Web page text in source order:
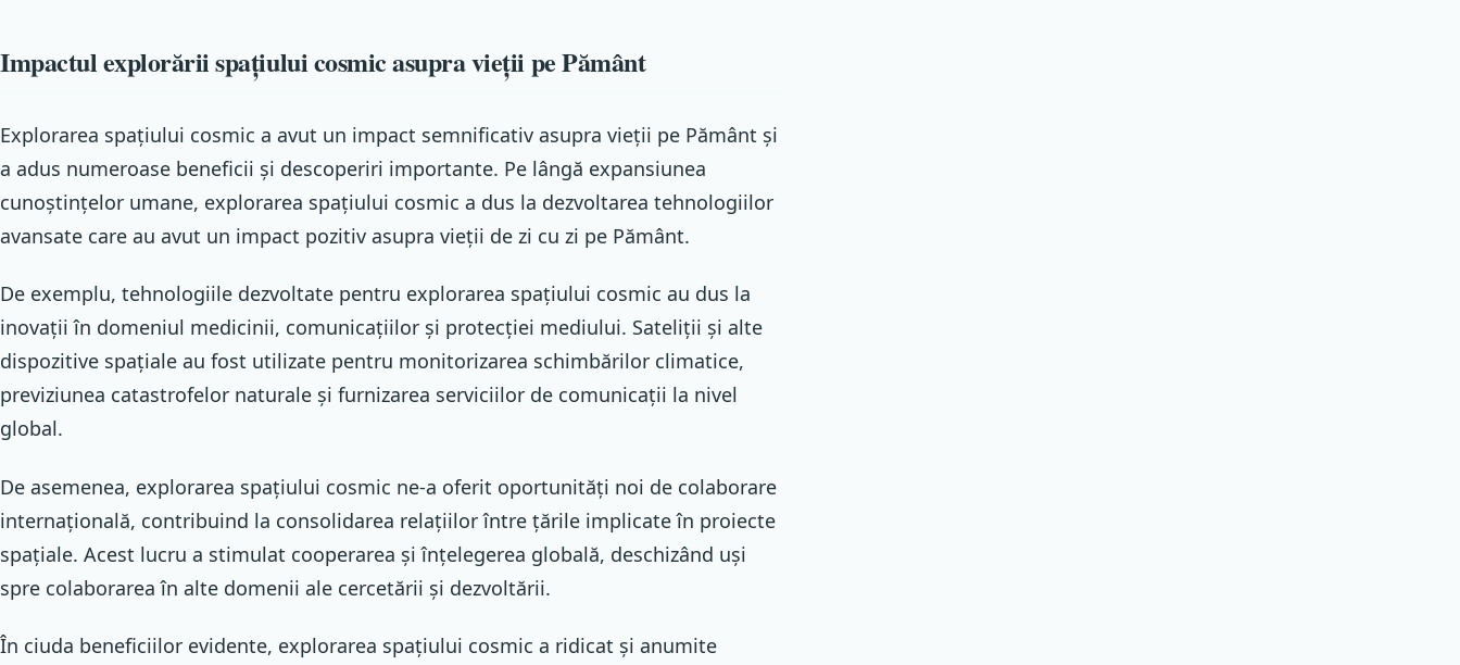
Impactul explorării spațiului cosmic asupra vieții pe Pământ
Explorarea spațiului cosmic a avut un impact semnificativ asupra vieții pe Pământ și
a adus numeroase beneficii și descoperiri importante. Pe lângă expansiunea
cunoștințelor umane, explorarea spațiului cosmic a dus la dezvoltarea tehnologiilor
avansate care au avut un impact pozitiv asupra vieții de zi cu zi pe Pământ.
De exemplu, tehnologiile dezvoltate pentru explorarea spațiului cosmic au dus la
inovații în domeniul medicinii, comunicațiilor și protecției mediului. Sateliții și alte
dispozitive spațiale au fost utilizate pentru monitorizarea schimbărilor climatice,
previziunea catastrofelor naturale și furnizarea serviciilor de comunicații la nivel
global.
De asemenea, explorarea spațiului cosmic ne-a oferit oportunități noi de colaborare
internațională, contribuind la consolidarea relațiilor între țările implicate în proiecte
spațiale. Acest lucru a stimulat cooperarea și înțelegerea globală, deschizând uși
spre colaborarea în alte domenii ale cercetării și dezvoltării.
În ciuda beneficiilor evidente, explorarea spațiului cosmic a ridicat și anumite